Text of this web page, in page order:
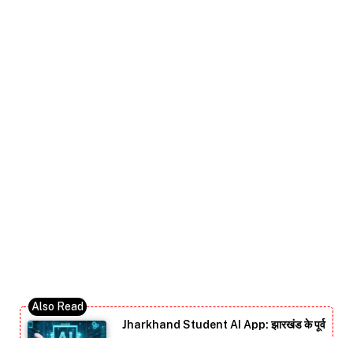
Jharkhand Student AI App: झारखंड के पूर्व